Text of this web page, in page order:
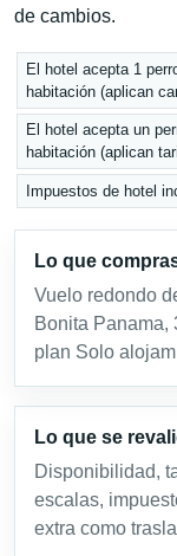
de cambios.
El hotel acepta 1
habitación (aplican
El hotel acepta un
habitación (aplican
Impuestos de hotel
Lo que
Vuelo redondo
Bonita Panama,
plan Solo
Lo que se
Disponibilidad,
escalas,
extra como